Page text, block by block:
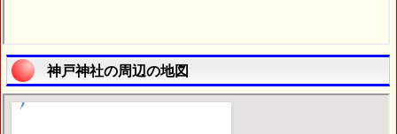
神戸神社の周辺の地図